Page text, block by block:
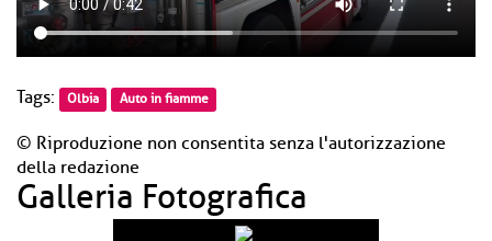
Tags: Olbia Auto in fiamme
© Riproduzione non consentita senza l'autorizzazione
della redazione
Galleria Fotografica